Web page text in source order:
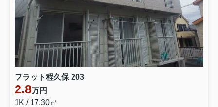
フラット程久保 203
2.8万円
1K / 17.30㎡